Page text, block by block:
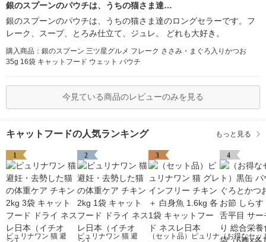
銀のスプーンのパウチは、うちの猫さま達…
銀のスプーンのパウチは、うちの猫さま達のロングセラーです。フ
レーク、スープ、とろみ仕立て、ジュレ。 どれも大好き。
購入商品：銀のスプーン 三ツ星グルメ フレーク ささみ・まぐろ入りかつお
35g 16袋 キャットフード ウェット パウチ
今見ている商品のレビューのみを見る
キャットフードの人気ランキング もっと見る
1
ピュリナワン 猫 避
2
ピュリナワン 猫 避
3
（セット品）ピュリナ
4
（お得なセッ